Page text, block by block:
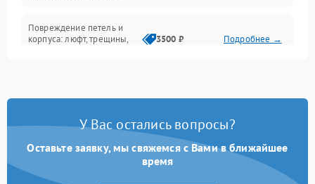
Повреждение петель и
корпуса: люфт, трещины,
3500 ₽ Подробнее →
быстрая разрядка,
2500 ₽ Подробнее →
Неисправность зарядного
питания
2000 ₽ Подробнее →
У Вас остались вопросы?
Оставьте заявку, мы свяжемся с Вами в ближайшее
время